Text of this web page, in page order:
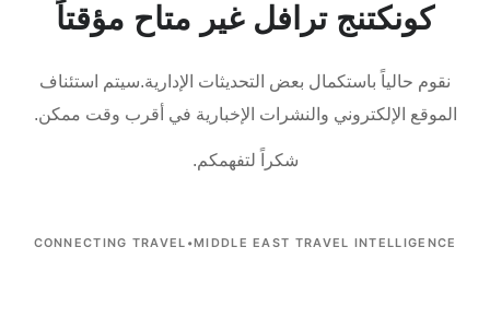
كونكتنج ترافل غير متاح مؤقتاً
نقوم حالياً باستكمال بعض التحديثات الإدارية.سيتم استئناف
الموقع الإلكتروني والنشرات الإخبارية في أقرب وقت ممكن.
شكراً لتفهمكم.
CONNECTING TRAVEL •MIDDLE EAST TRAVEL INTELLIGENCE